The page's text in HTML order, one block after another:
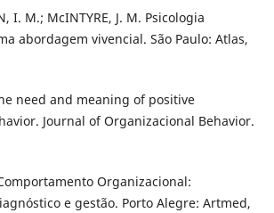
I. M.; McINTYRE, J. M. Psicologia
abordagem vivencial. São Paulo: Atlas,
need and meaning of positive
Journal of Organizacional Behavior.
Organizacional:
e gestão. Porto Alegre: Artmed,